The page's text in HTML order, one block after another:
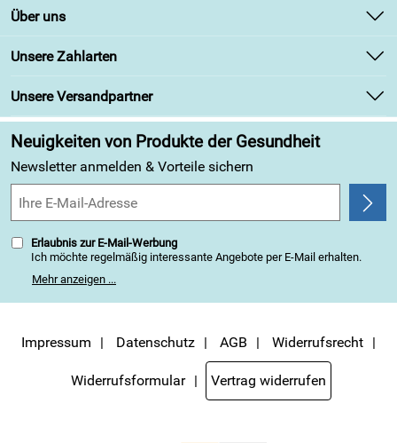
Kontakt
Retourenabwicklung
Lieferbedingungen
Über uns
Unsere Bestseller
Angebote
Kundenbewertungen (313)
4,9/5
Unsere Zahlarten
Unsere Versandpartner
Neuigkeiten von Produkte der Gesundheit
Newsletter anmelden & Vorteile sichern
Erlaubnis zur E-Mail-Werbung
Ich möchte regelmäßig interessante Angebote per E-Mail erhalten.
weitergegeben. Zu statistischen Zwecken wird in anonymer Form
kann ich jederzeit mit Wirkung für die Zukunft widerrufen, indem ich
den Link "Abmelden" am Ende des Newsletters anklicke. Die
habe ich zur Kenntnis genommen.
Mehr anzeigen ...
Impressum Datenschutz AGB Widerrufsrecht
Widerrufsformular Vertrag widerrufen